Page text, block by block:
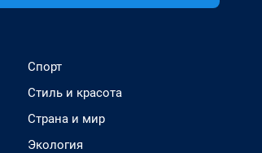
Спорт
Стиль и красота
Страна и мир
Экология